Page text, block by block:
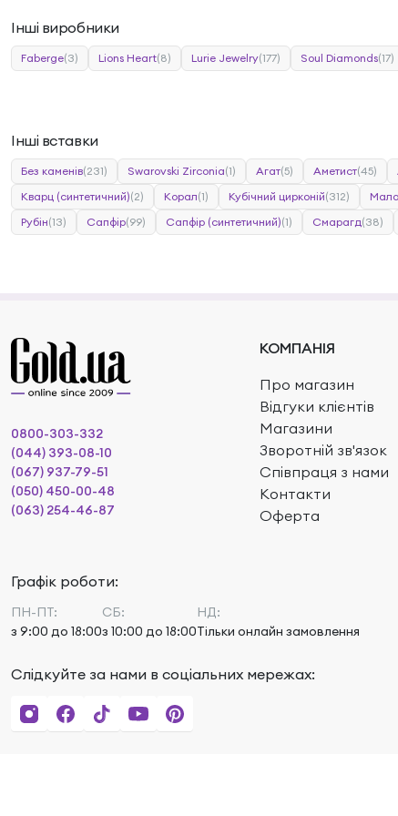
Інші виробники
Faberge(3) Lions Heart(8) Lurie Jewelry(177) Soul Diamonds(17)
Інші вставки
Без каменів(231) Swarovski Zirconia(1) Агат(5) Аметист(45)
Кварц (синтетичний)(2) Корал(1) Кубічний цирконій(312)
Рубін(13) Сапфір(99) Сапфір (синтетичний)(1) Смарагд(38)
КОМПАНІЯ
Про магазин
Відгуки клієнтів
Магазини
Зворотній зв'язок
Співпраця з нами
Контакти
Оферта
0800-303-332
(044) 393-08-10
(067) 937-79-51
(050) 450-00-48
(063) 254-46-87
Графік роботи:
ПН-ПТ:
з 9:00 до 18:00
СБ:
з 10:00 до 18:00
НД:
Тільки онлайн замовлення
Слідкуйте за нами в соціальних мережах: